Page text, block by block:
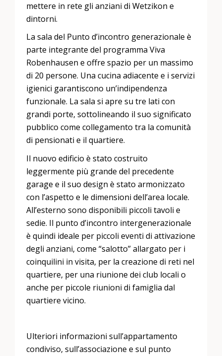
mettere in rete gli anziani di Wetzikon e
dintorni.
La sala del Punto d’incontro generazionale è
parte integrante del programma Viva
Robenhausen e offre spazio per un massimo
di 20 persone. Una cucina adiacente e i servizi
igienici garantiscono un’indipendenza
funzionale. La sala si apre su tre lati con
grandi porte, sottolineando il suo significato
pubblico come collegamento tra la comunità
di pensionati e il quartiere.
Il nuovo edificio è stato costruito
leggermente più grande del precedente
garage e il suo design è stato armonizzato
con l’aspetto e le dimensioni dell’area locale.
All’esterno sono disponibili piccoli tavoli e
sedie. Il punto d’incontro intergenerazionale
è quindi ideale per piccoli eventi di attivazione
degli anziani, come “salotto” allargato per i
coinquilini in visita, per la creazione di reti nel
quartiere, per una riunione dei club locali o
anche per piccole riunioni di famiglia dal
quartiere vicino.
Ulteriori informazioni sull’appartamento
condiviso, sull’associazione e sul punto